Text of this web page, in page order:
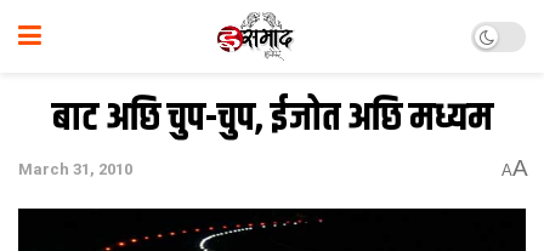
बाट अछि चुप-चुप, ईजोत अछि मध्यम
March 31, 2010 AA